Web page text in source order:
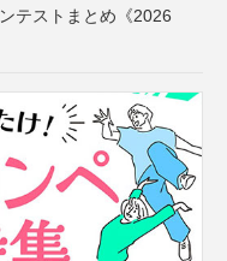
テストまとめ《2026